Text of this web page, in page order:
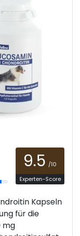
9.5 /10
Experten-Score
Kapseln
für die
mg